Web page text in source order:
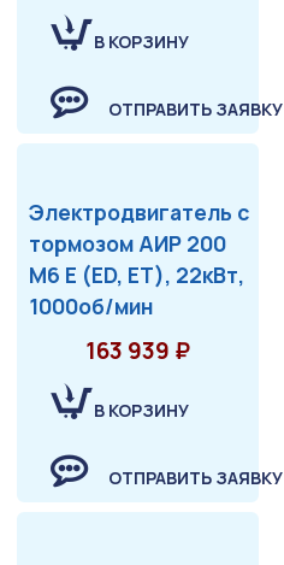
В КОРЗИНУ
ОТПРАВИТЬ ЗАЯВКУ
Электродвигатель с
тормозом АИР 200
М6 Е (ED, ET), 22кВт,
1000об/мин
163 939 ₽
В КОРЗИНУ
ОТПРАВИТЬ ЗАЯВКУ